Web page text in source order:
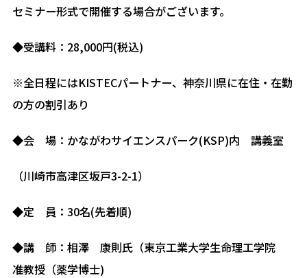
セミナー形式で開催する場合がございます。
◆受講料：28,000円(税込)
※全日程にはKISTECパートナー、神奈川県に在住・在勤
の方の割引あり
◆会 場：かながわサイエンスパーク(KSP)内 講義室
（川崎市高津区坂戸3-2-1）
◆定 員：30名(先着順)
◆講 師：相澤 康則氏（東京工業大学生命理工学院
准教授（薬学博士)